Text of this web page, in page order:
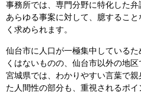
事務所では、専門分野に特化した
あらゆる事案に対して、臆するこ
く求められます。
仙台市に人口が一極集中している
くはないものの、仙台市以外の地
宮城県では、わかりやすい言葉で
た人間性の部分も、重視されるポイ